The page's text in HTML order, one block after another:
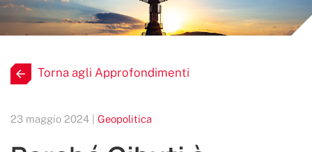
Torna agli Approfondimenti
23 maggio 2024 | Geopolitica